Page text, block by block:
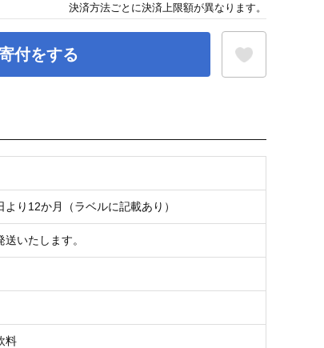
付をする
り12か月（ラベルに記載あり）
いたします。
料
決済方法ごとに決済上限額が異なります。